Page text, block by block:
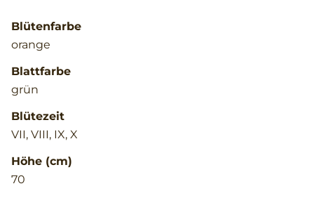
Blütenfarbe
orange
Blattfarbe
grün
Blütezeit
VII, VIII, IX, X
Höhe (cm)
70